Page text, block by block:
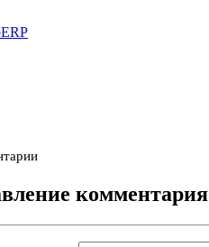
комментария